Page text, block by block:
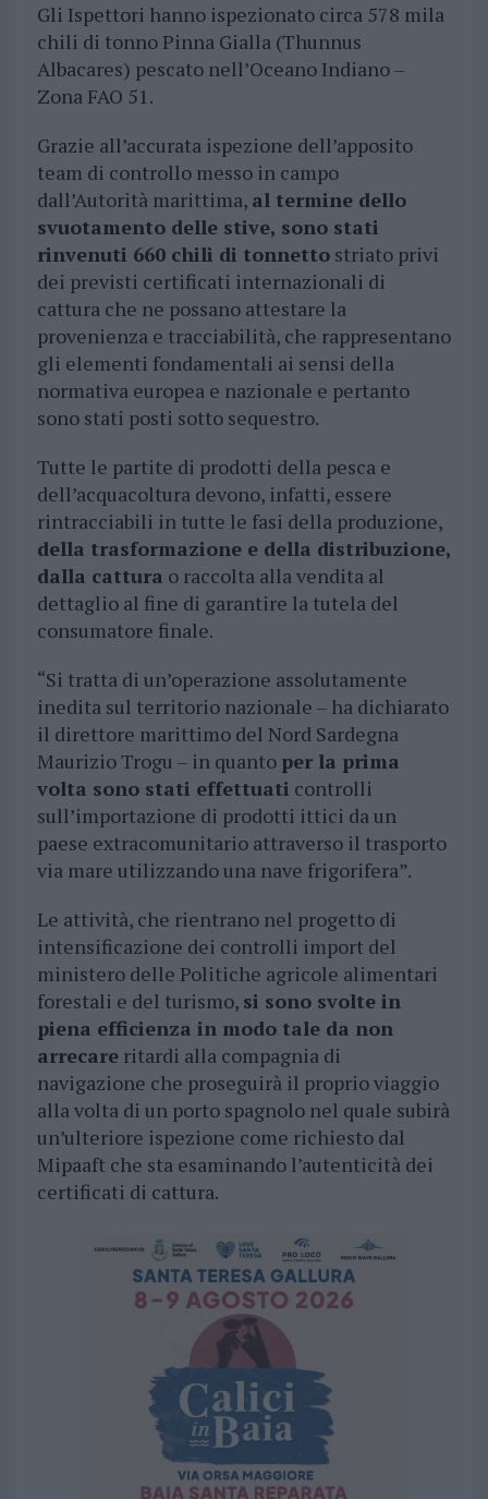
Gli Ispettori hanno ispezionato circa 578 mila
chili di tonno Pinna Gialla (Thunnus
Albacares) pescato nell’Oceano Indiano –
Zona FAO 51.
Grazie all’accurata ispezione dell’apposito
team di controllo messo in campo
dall’Autorità marittima, al termine dello
svuotamento delle stive, sono stati
rinvenuti 660 chili di tonnettostriato privi
dei previsti certificati internazionali di
cattura che ne possano attestare la
provenienza e tracciabilità, che rappresentano
gli elementi fondamentali ai sensi della
normativa europea e nazionale e pertanto
sono stati posti sotto sequestro.
Tutte le partite di prodotti della pesca e
dell’acquacoltura devono, infatti, essere
rintracciabili in tutte le fasi della produzione,
della trasformazione e della distribuzione,
dalla cattura o raccolta alla vendita al
dettaglio al fine di garantire la tutela del
consumatore finale.
“Si tratta di un’operazione assolutamente
inedita sul territorio nazionale – ha dichiarato
il direttore marittimo del Nord Sardegna
Maurizio Trogu – in quanto per la prima
volta sono stati effettuati controlli
sull’importazione di prodotti ittici da un
paese extracomunitario attraverso il trasporto
via mare utilizzando una nave frigorifera”.
Le attività, che rientrano nel progetto di
intensificazione dei controlli import del
ministero delle Politiche agricole alimentari
forestali e del turismo, si sono svolte in
piena efficienza in modo tale da non
arrecareritardi alla compagnia di
navigazione che proseguirà il proprio viaggio
alla volta di un porto spagnolo nel quale subirà
un’ulteriore ispezione come richiesto dal
Mipaaft che sta esaminando l’autenticità dei
certificati di cattura.